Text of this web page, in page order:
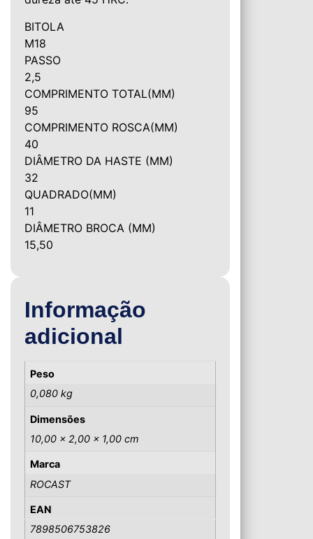
BITOLA
M18
PASSO
2,5
COMPRIMENTO TOTAL(MM)
95
COMPRIMENTO ROSCA(MM)
40
DIÂMETRO DA HASTE (MM)
32
QUADRADO(MM)
11
DIÂMETRO BROCA (MM)
15,50
Informação
adicional
Peso
0,080 kg
Dimensões
10,00 × 2,00 × 1,00 cm
Marca
ROCAST
EAN
7898506753826